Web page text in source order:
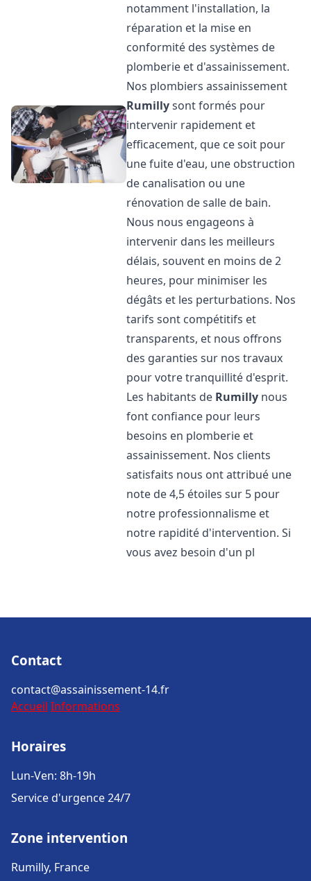
notamment l'installation, la
réparation et la mise en
conformité des systèmes de
plomberie et d'assainissement.
Nos plombiers assainissement
Rumillysont formés pour
intervenir rapidement et
efficacement, que ce soit pour
une fuite d'eau, une obstruction
de canalisation ou une
rénovation de salle de bain.
Nous nous engageons à
intervenir dans les meilleurs
délais, souvent en moins de 2
heures, pour minimiser les
dégâts et les perturbations. Nos
tarifs sont compétitifs et
transparents, et nous offrons
des garanties sur nos travaux
pour votre tranquillité d'esprit.
Les habitants de Rumilly nous
font confiance pour leurs
besoins en plomberie et
assainissement. Nos clients
satisfaits nous ont attribué une
note de 4,5 étoiles sur 5 pour
notre professionnalisme et
notre rapidité d'intervention. Si
vous avez besoin d'un pl
Contact
contact@assainissement-14.fr
Accueil Informations
Horaires
Lun-Ven: 8h-19h
Service d'urgence 24/7
Zone intervention
Rumilly, France